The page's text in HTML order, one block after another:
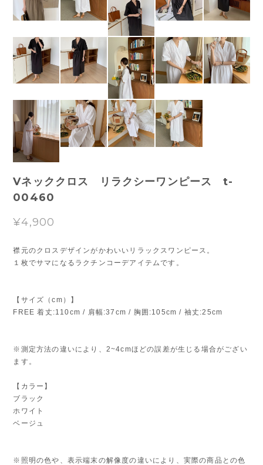
Vネッククロス リラクシーワンピース t-
00460
¥4,900
襟元のクロスデザインがかわいいリラックスワンピース。
１枚でサマになるラクチンコーデアイテムです。
【サイズ（cm）】
FREE 着丈:110cm / 肩幅:37cm / 胸囲:105cm / 袖丈:25cm
※測定方法の違いにより、2~4cmほどの誤差が生じる場合がござい
ます。
【カラー】
ブラック
ホワイト
ベージュ
※照明の色や、表示端末の解像度の違いにより、実際の商品との色